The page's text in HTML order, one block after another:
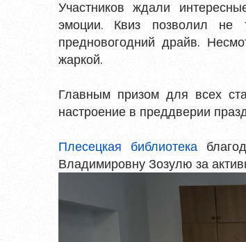
Участников ждали
эмоции. Квиз позволил не
предновогодний драйв.
жаркой.
Главным призом для всех
настроение в преддверии
Плесецкая библиотека
Владимировну Зозулю за
Войти
Восстановить пароль
Пароль должен быть
прописную букву, одну
Я согласен на обработку